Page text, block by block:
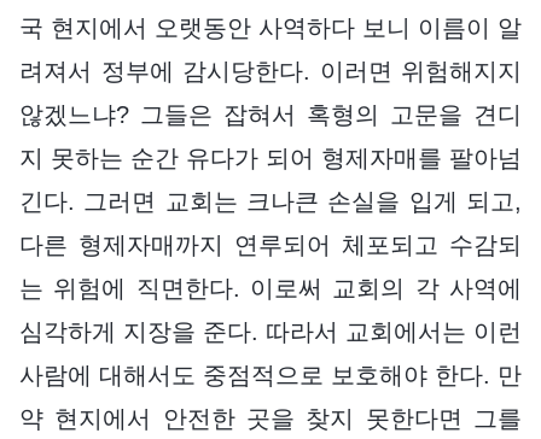
국 현지에서 오랫동안 사역하다 보니 이름이 알
려져서 정부에 감시당한다. 이러면 위험해지지
않겠느냐? 그들은 잡혀서 혹형의 고문을 견디
지 못하는 순간 유다가 되어 형제자매를 팔아넘
긴다. 그러면 교회는 크나큰 손실을 입게 되고,
다른 형제자매까지 연루되어 체포되고 수감되
는 위험에 직면한다. 이로써 교회의 각 사역에
심각하게 지장을 준다. 따라서 교회에서는 이런
사람에 대해서도 중점적으로 보호해야 한다. 만
약 현지에서 안전한 곳을 찾지 못한다면 그를